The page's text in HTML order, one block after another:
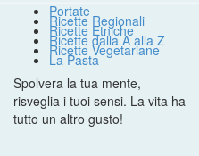
Portate
Ricette Regionali
Ricette Etniche
Ricette dalla A alla Z
Ricette Vegetariane
La Pasta
Spolvera la tua mente,
risveglia i tuoi sensi. La vita ha
tutto un altro gusto!